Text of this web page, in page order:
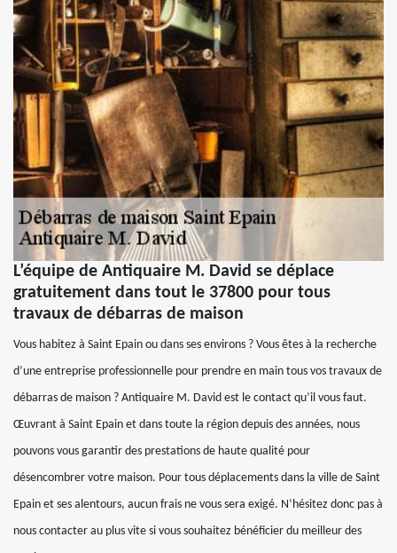
L’équipe de Antiquaire M. David se déplace
gratuitement dans tout le 37800 pour tous
travaux de débarras de maison
Vous habitez à Saint Epain ou dans ses environs ? Vous êtes à la recherche
d’une entreprise professionnelle pour prendre en main tous vos travaux de
débarras de maison ? Antiquaire M. David est le contact qu’il vous faut.
Œuvrant à Saint Epain et dans toute la région depuis des années, nous
pouvons vous garantir des prestations de haute qualité pour
désencombrer votre maison. Pour tous déplacements dans la ville de Saint
Epain et ses alentours, aucun frais ne vous sera exigé. N’hésitez donc pas à
nous contacter au plus vite si vous souhaitez bénéficier du meilleur des